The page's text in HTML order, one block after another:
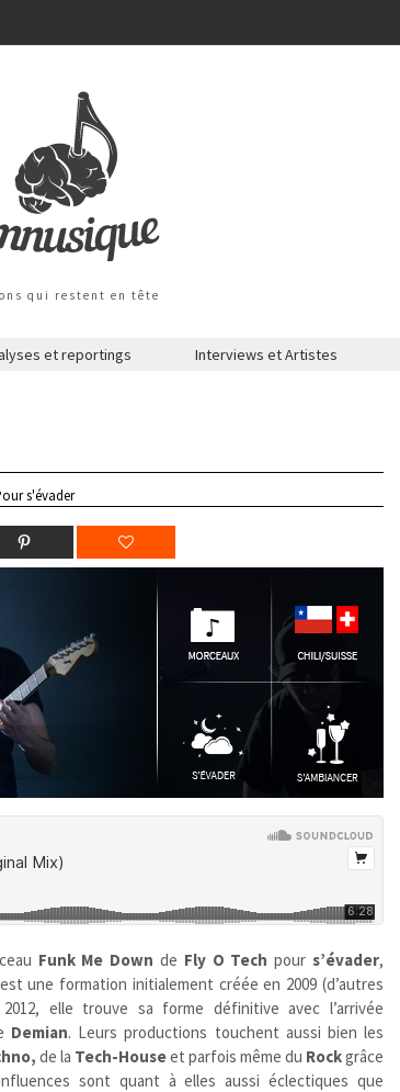
qui restent en tête
et reportings Interviews et Artistes
s'évader
Funk Me Down de Fly O Tech pours’évader,
est une formation initialement créée en 2009 (d’autres
elle trouve sa forme définitive avec l’arrivée
Demian. Leurs productions touchent aussi bien les
de la Tech-Houseet parfois même du Rockgrâce
sont quant à elles aussi éclectiques que